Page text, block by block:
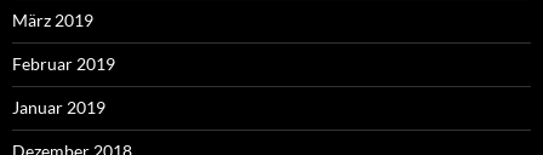
März 2019
Februar 2019
Januar 2019
Dezember 2018